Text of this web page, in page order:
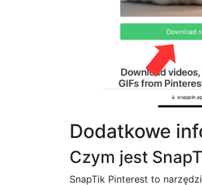
Dodatkowe
Czym jest
SnapTik Pinterest to